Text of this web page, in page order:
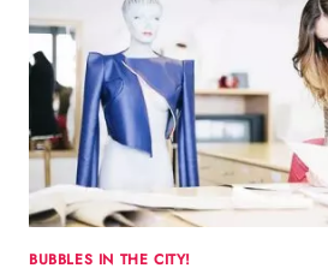
E
SOLUÇÕES
NO
MERCADO
DE
LUXO
BUBBLES IN THE CITY!